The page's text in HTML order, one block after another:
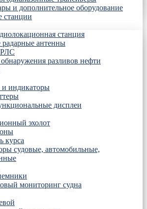
и дополнительное оборудование
станции
станция
антенны
РЛС
разливов нефти
и индикаторы
дисплеи
эхолот
курса
судовые, автомобильные,
мониторинг судна